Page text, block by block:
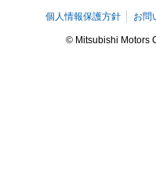
個人情報保護方針 お問
© Mitsubishi Motors